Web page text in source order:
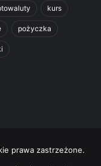
kurs
pożyczka
prawa zastrzeżone.